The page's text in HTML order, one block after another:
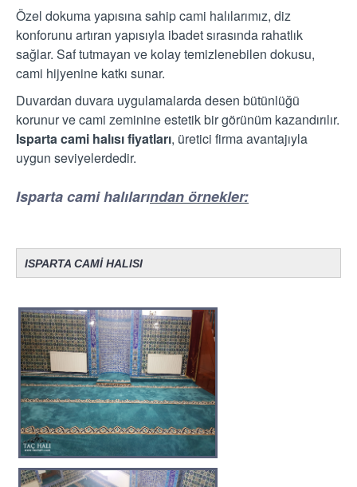
Özel dokuma yapısına sahip cami halılarımız, diz
konforunu artıran yapısıyla ibadet sırasında rahatlık
sağlar. Saf tutmayan ve kolay temizlenebilen dokusu,
cami hijyenine katkı sunar.
Duvardan duvara uygulamalarda desen bütünlüğü
korunur ve cami zeminine estetik bir görünüm kazandırılır.
Isparta cami halısı fiyatları, üretici firma avantajıyla
uygun seviyelerdedir.
Isparta cami halılarından örnekler:
ISPARTA CAMİ HALISI